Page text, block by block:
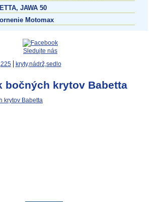
JAWA 50
Motomax
Sledujte nás
kryty,nádrž,sedlo
bočných krytov Babetta